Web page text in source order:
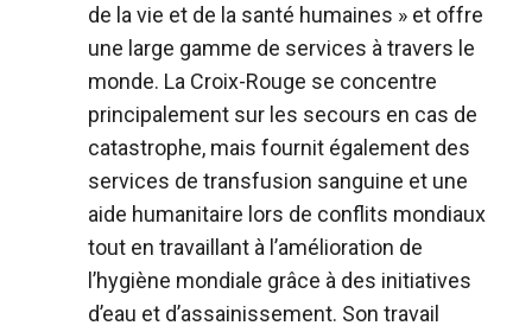
de la vie et de la santé humaines » et offre
une large gamme de services à travers le
monde. La Croix-Rouge se concentre
principalement sur les secours en cas de
catastrophe, mais fournit également des
services de transfusion sanguine et une
aide humanitaire lors de conflits mondiaux
tout en travaillant à l’amélioration de
l’hygiène mondiale grâce à des initiatives
d’eau et d’assainissement. Son travail